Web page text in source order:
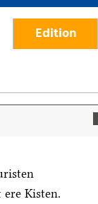
Edition
Kisten.